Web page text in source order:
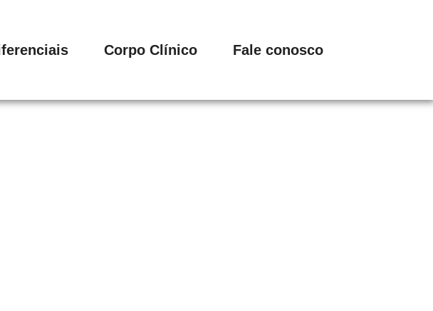
Corpo Clínico Fale conosco